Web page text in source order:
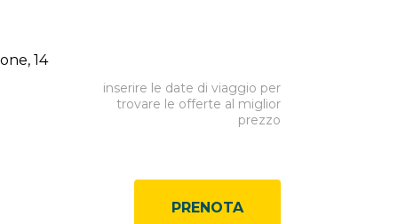
14
inserire le date di viaggio per
trovare le offerte al miglior
prezzo
PRENOTA